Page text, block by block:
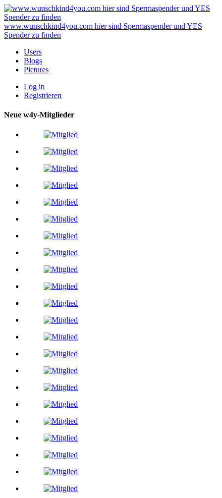
www.wunschkind4you.com hier sind Spermaspender und YES
Spender zu finden
Users
Blogs
Pictures
Log in
Registrieren
Neue w4y-Mitglieder